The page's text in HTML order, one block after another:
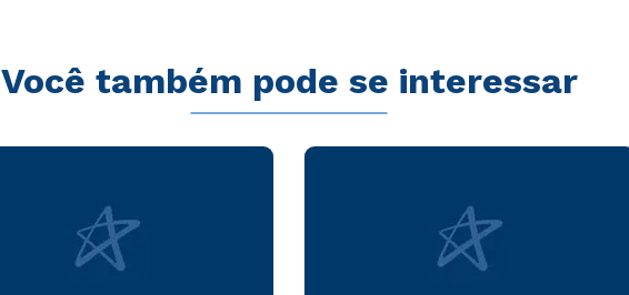
Você também pode se interessar